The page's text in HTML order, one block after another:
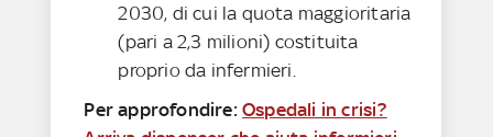
2030, di cui la quota maggioritaria
(pari a 2,3 milioni) costituita
proprio da infermieri.
Per approfondire:Ospedali in crisi?